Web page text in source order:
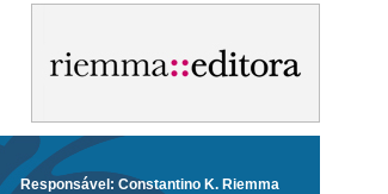
Responsável: Constantino K. Riemma